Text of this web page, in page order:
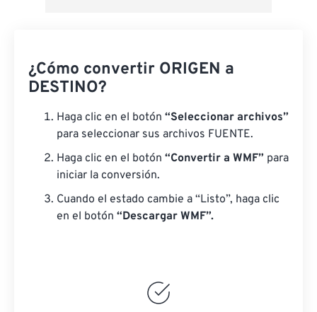
¿Cómo convertir ORIGEN a
DESTINO?
Haga clic en el botón “Seleccionar archivos”
para seleccionar sus archivos FUENTE.
Haga clic en el botón “Convertir a WMF” para
iniciar la conversión.
Cuando el estado cambie a “Listo”, haga clic
en el botón “Descargar WMF”.